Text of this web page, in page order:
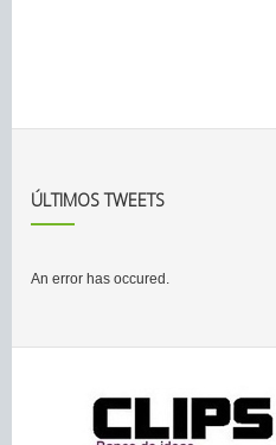
ÚLTIMOS TWEETS
An error has occured.